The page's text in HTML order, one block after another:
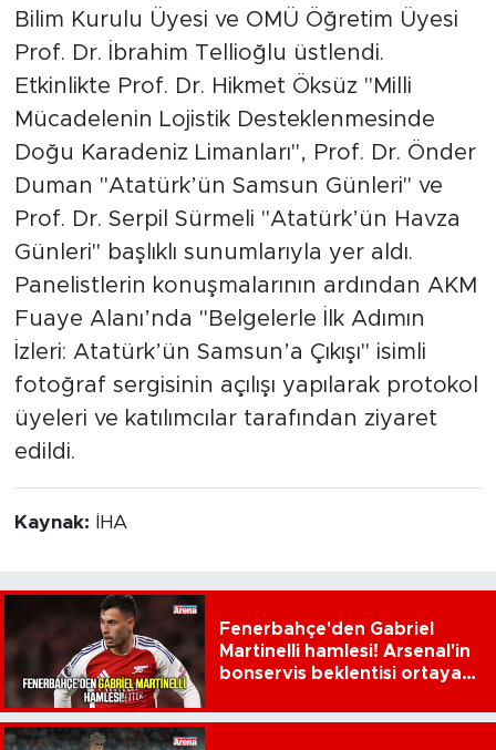
Bilim Kurulu Üyesi ve OMÜ Öğretim Üyesi
Prof. Dr. İbrahim Tellioğlu üstlendi.
Etkinlikte Prof. Dr. Hikmet Öksüz "Milli
Mücadelenin Lojistik Desteklenmesinde
Doğu Karadeniz Limanları", Prof. Dr. Önder
Duman "Atatürk’ün Samsun Günleri" ve
Prof. Dr. Serpil Sürmeli "Atatürk’ün Havza
Günleri" başlıklı sunumlarıyla yer aldı.
Panelistlerin konuşmalarının ardından AKM
Fuaye Alanı’nda "Belgelerle İlk Adımın
İzleri: Atatürk’ün Samsun’a Çıkışı" isimli
fotoğraf sergisinin açılışı yapılarak protokol
üyeleri ve katılımcılar tarafından ziyaret
edildi.
Kaynak: İHA
Fenerbahçe'den Gabriel
Martinelli hamlesi! Arsenal'in
bonservis beklentisi ortaya